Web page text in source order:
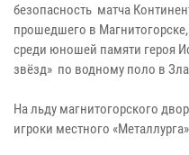
безопасность матча
прошедшего в
среди юношей памяти героя
звёзд» по водному поло в
На льду магнитогорского
игроки местного